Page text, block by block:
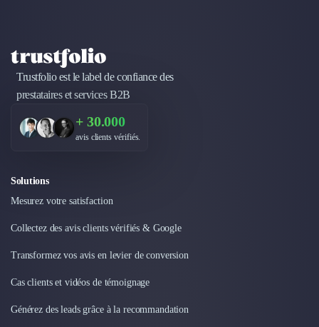
Trustfolio est le label de confiance des
prestataires et services B2B
+ 30.000
avis clients vérifiés.
Solutions
Mesurez votre satisfaction
Collectez des avis clients vérifiés & Google
Transformez vos avis en levier de conversion
Cas clients et vidéos de témoignage
Générez des leads grâce à la recommandation